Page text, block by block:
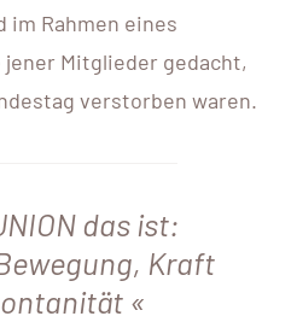
im Rahmen eines
Mitglieder gedacht,
verstorben waren.
das ist:
Kraft